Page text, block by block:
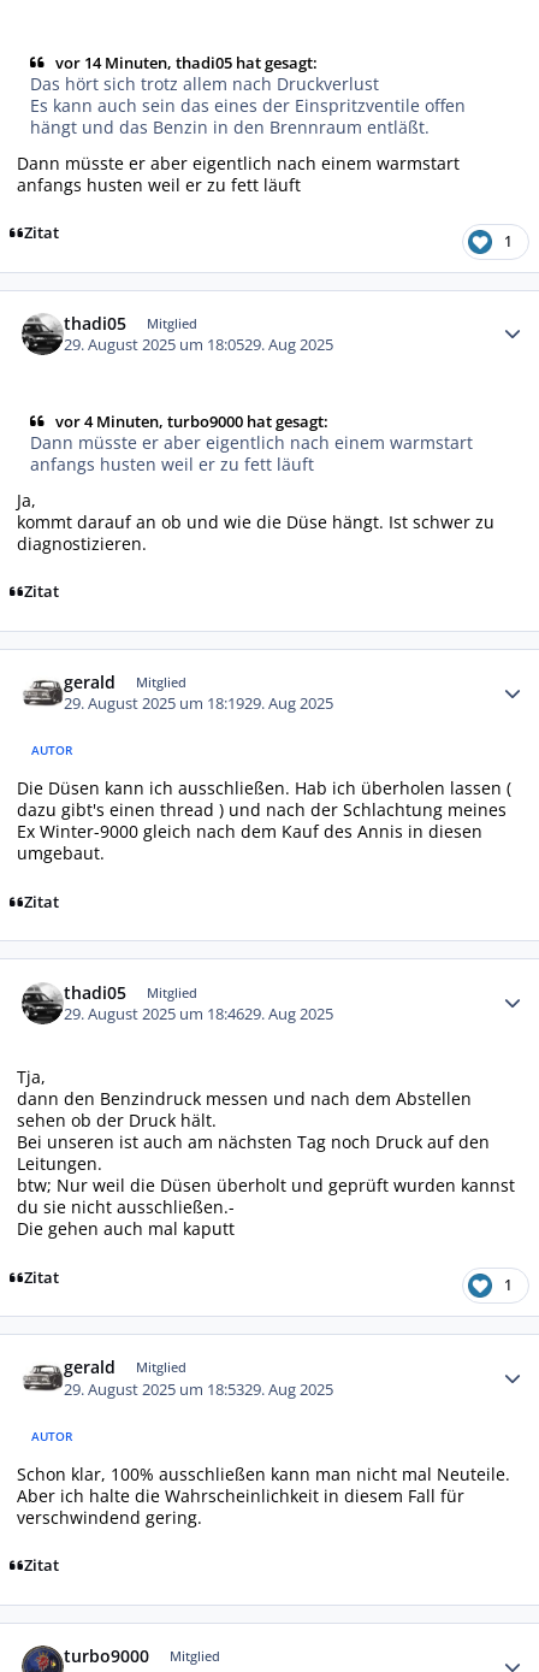
vor 14 Minuten, thadi05 hat gesagt:
Das hört sich trotz allem nach Druckverlust
Es kann auch sein das eines der Einspritzventile offen
hängt und das Benzin in den Brennraum entläßt.
Dann müsste er aber eigentlich nach einem warmstart
anfangs husten weil er zu fett läuft
Zitat 1
thadi05 Mitglied
29. August 2025 um 18:0529. Aug 2025
vor 4 Minuten, turbo9000 hat gesagt:
Dann müsste er aber eigentlich nach einem warmstart
anfangs husten weil er zu fett läuft
Ja,
kommt darauf an ob und wie die Düse hängt. Ist schwer zu
diagnostizieren.
Zitat
gerald Mitglied
29. August 2025 um 18:1929. Aug 2025
AUTOR
Die Düsen kann ich ausschließen. Hab ich überholen lassen (
dazu gibt's einen thread ) und nach der Schlachtung meines
Ex Winter-9000 gleich nach dem Kauf des Annis in diesen
umgebaut.
Zitat
thadi05 Mitglied
29. August 2025 um 18:4629. Aug 2025
Tja,
dann den Benzindruck messen und nach dem Abstellen
sehen ob der Druck hält.
Bei unseren ist auch am nächsten Tag noch Druck auf den
Leitungen.
btw; Nur weil die Düsen überholt und geprüft wurden kannst
du sie nicht ausschließen.-
Die gehen auch mal kaputt
Zitat 1
gerald Mitglied
29. August 2025 um 18:5329. Aug 2025
AUTOR
Schon klar, 100% ausschließen kann man nicht mal Neuteile.
Aber ich halte die Wahrscheinlichkeit in diesem Fall für
verschwindend gering.
Zitat
turbo9000 Mitglied